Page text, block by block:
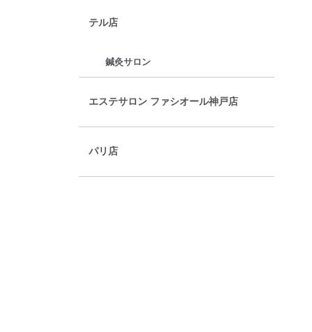
テル店
鍼灸サロン
エステサロン ファシオール神戸店
パリ店